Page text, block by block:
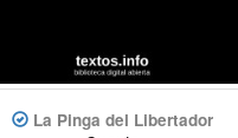
La Pinga del Libertador